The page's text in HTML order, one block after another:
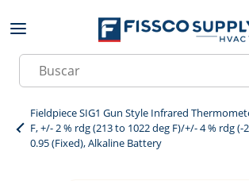
Skip to main content
Site Search
Fieldpiece SIG1 Gun Style Infrared
F, +/- 2 % rdg (213 to 1022 deg F)/+/- 4 % rdg (-
0.95 (Fixed), Alkaline Battery